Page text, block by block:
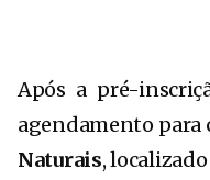
Após a pré-
agendamento para
Naturais,